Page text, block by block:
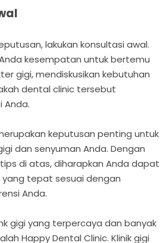
lakukan konsultasi awal.
kesempatan untuk bertemu
gigi, mendiskusikan kebutuhan
dental clinic tersebut
Anda.
keputusan penting untuk
dan senyuman Anda. Dengan
di atas, diharapkan Anda dapat
yang tepat sesuai dengan
Anda.
gigi yang terpercaya dan banyak
Happy Dental Clinic. Klinik gigi